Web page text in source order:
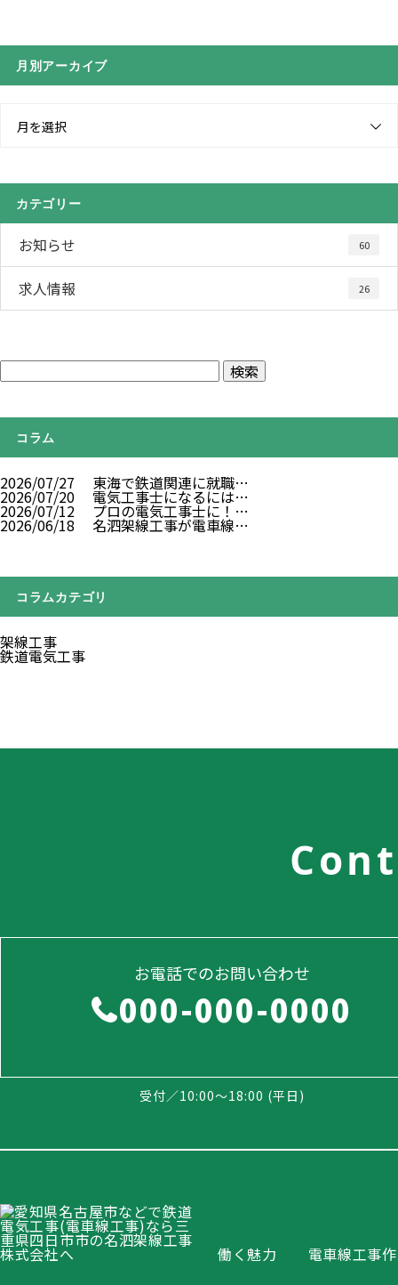
月別アーカイブ
月を選択
カテゴリー
お知らせ 60
求人情報 26
コラム
2026/07/27 東海で鉄道関連に就職…
2026/07/20 電気工事士になるには…
2026/07/12 プロの電気工事士に！…
2026/06/18 名泗架線工事が電車線…
コラムカテゴリ
架線工事
鉄道電気工事
お電話でのお問い合わせ
000-000-0000
受付／10:00～18:00 (平日)
働く魅力 電車線工事